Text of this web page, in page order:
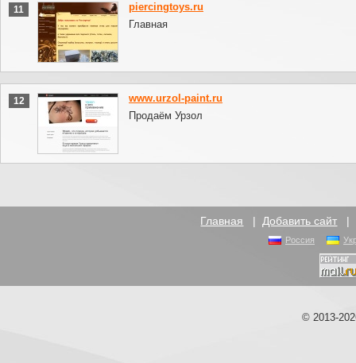
11
piercingtoys.ru
Главная
12
www.urzol-paint.ru
Продаём Урзол
Главная | Добавить сайт |
Россия
© 2013-